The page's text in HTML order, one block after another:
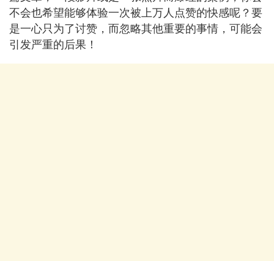
不会也希望能够体验一次被上万人点赞的快感呢？要
是一心只为了讨赞，而忽略其他重要的事情，可能会
引发严重的后果！